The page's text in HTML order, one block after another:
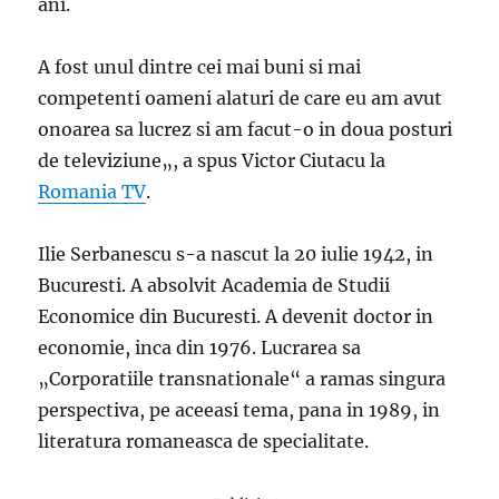
ani.
A fost unul dintre cei mai buni si mai
competenti oameni alaturi de care eu am avut
onoarea sa lucrez si am facut-o in doua posturi
de televiziune„, a spus Victor Ciutacu la
Romania TV.
Ilie Serbanescu s-a nascut la 20 iulie 1942, in
Bucuresti. A absolvit Academia de Studii
Economice din Bucuresti. A devenit doctor in
economie, inca din 1976. Lucrarea sa
„Corporatiile transnationale“ a ramas singura
perspectiva, pe aceeasi tema, pana in 1989, in
literatura romaneasca de specialitate.